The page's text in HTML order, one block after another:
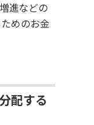
進などの
めのお金
配する